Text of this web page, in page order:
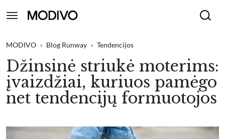
MODIVO › Blog Runway › Tendencijos
Džinsinė striukė moterims:
įvaizdžiai, kuriuos pamėgo
net tendencijų formuotojos